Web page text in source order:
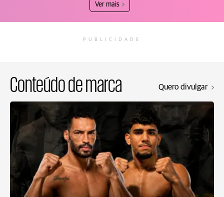
Ver mais
PUBLICIDADE
Conteúdo de marca Quero divulgar